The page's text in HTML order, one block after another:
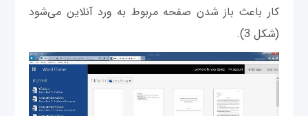
کار باعث باز شدن صفحه مربوط به ورد آنلاین می‌شود
(شکل 3).